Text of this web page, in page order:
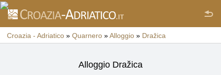
Croazia - Adriatico » Quarnero »Alloggio » Dražica
Alloggio Dražica